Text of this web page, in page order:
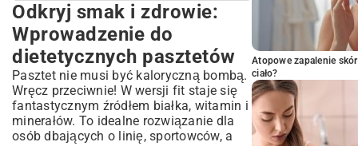
Odkryj smak i zdrowie: Wprowadzenie
do dietetycznych pasztetów
Dlaczego dietetyczny pasztet to doskonały
wybór?
Sekrety składników niskokalorycznego
pasztetu
Idealny dietetyczny pasztet drobiowy:
Klasyczny przepis
Lista niezbędnych składników dla smaku i
Odkryj smak i zdrowie:
Wprowadzenie do
dietetycznych pasztetów
Pasztet nie musi być kaloryczną bombą.
Wręcz przeciwnie! W wersji fit staje się
fantastycznym źródłem białka, witamin i
minerałów. To idealne rozwiązanie dla
osób dbających o linię, sportowców, a
Atopowe zapalenie
ciało?